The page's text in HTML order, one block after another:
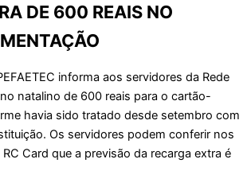
DE 600 REAIS NO
informa aos servidores da Rede
natalino de 600 reais para o cartão-
havia sido tratado desde setembro com
Os servidores podem conferir nos
Card que a previsão da recarga extra é